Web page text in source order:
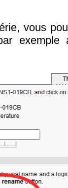
vous
exemple